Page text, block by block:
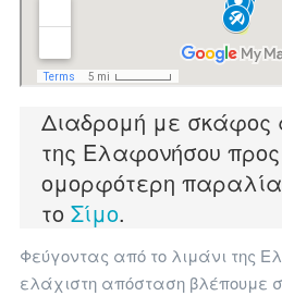
Διαδρομή με σκάφος
της Ελαφονήσου
ομορφότερη
το Σίμο.
Φεύγοντας από το λιμάνι της
ελάχιστη απόσταση βλέπουμε